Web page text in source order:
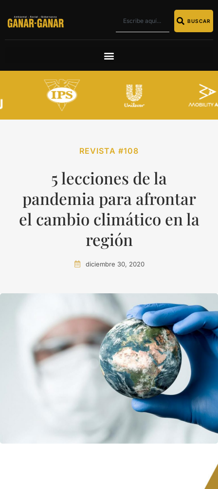
BUSCAR
REVISTA #108
5 lecciones de la
pandemia para afrontar
el cambio climático en la
región
diciembre 30, 2020